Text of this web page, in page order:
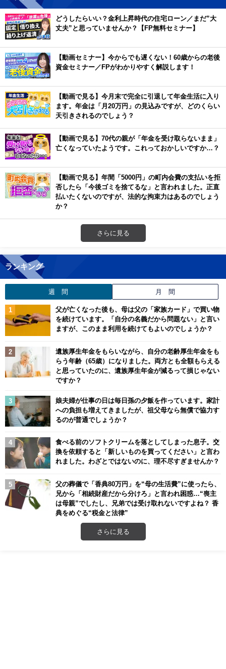
どうしたらいい？金利上昇時代の住宅ローン／まだ”大
丈夫”と思っていませんか？【FP無料セミナー】
【動画セミナー】今からでも遅くない！60歳からの老後
資金セミナー／FPがわかりやすく解説します！
【動画で見る】今月末で完全に引退して年金生活に入り
ます。年金は「月20万円」の見込みですが、どのくらい
天引きされるのでしょう？
【動画で見る】70代の親が「年金を受け取らないまま」
亡くなっていたようです。これっておかしいですか…？
【動画で見る】年間「5000円」の町内会費の支払いを拒
否したら「今後ゴミを捨てるな」と言われました。正直
払いたくないのですが、法的な拘束力はあるのでしょう
か？
さらに見る
ランキング
週 間 月 間
父が亡くなった後も、母は父の「家族カード」で買い物
を続けています。「自分の名義だから問題ない」と言い
ますが、このまま利用を続けてもよいのでしょうか？
遺族厚生年金をもらいながら、自分の老齢厚生年金をも
らう年齢（65歳）になりました。両方とも全額もらえる
と思っていたのに、遺族厚生年金が減るって損じゃない
ですか？
娘夫婦が仕事の日は毎日孫の夕飯を作っています。家計
への負担も増えてきましたが、祖父母なら無償で協力す
るのが普通でしょうか？
食べる前のソフトクリームを落としてしまった息子。交
換を依頼すると「新しいものを買ってください」と言わ
れました。わざとではないのに、理不尽すぎませんか？
父の葬儀で「香典80万円」を“母の生活費”に使ったら、
兄から「相続財産だから分けろ」と言われ困惑…“喪主
は母親”でしたし、兄弟では受け取れないですよね？ 香
典をめぐる“税金と法律”
さらに見る